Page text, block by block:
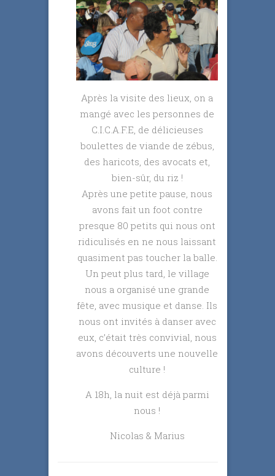
Après la visite des lieux, on a
mangé avec les personnes de
C.I.C.A.F.E, de délicieuses
boulettes de viande de zébus,
des haricots, des avocats et,
bien-sûr, du riz !
Après une petite pause, nous
avons fait un foot contre
presque 80 petits qui nous ont
ridiculisés en ne nous laissant
quasiment pas toucher la balle.
Un peut plus tard, le village
nous a organisé une grande
fête, avec musique et danse. Ils
nous ont invités à danser avec
eux, c’était très convivial, nous
avons découverts une nouvelle
culture !
A 18h, la nuit est déjà parmi
nous !
Nicolas & Marius